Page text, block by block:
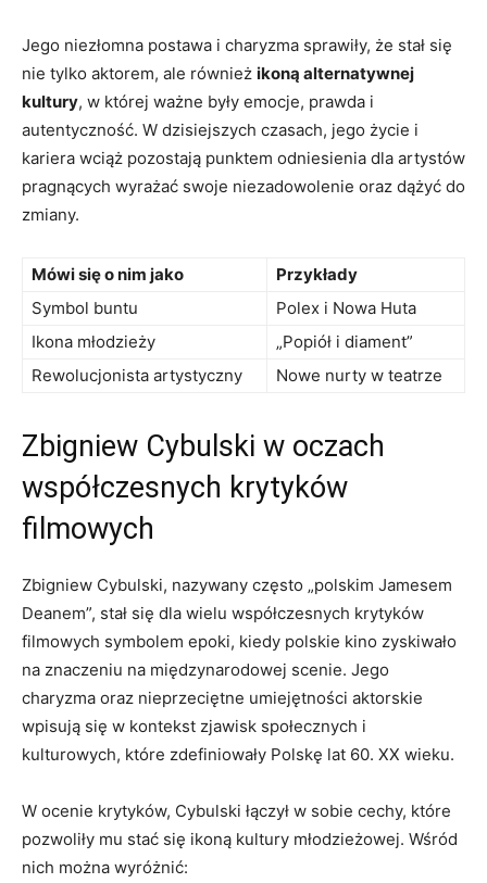
Jego niezłomna postawa i charyzma sprawiły, że stał się
nie tylko aktorem, ale również ikoną alternatywnej
kultury, w której ważne były emocje, prawda i
autentyczność. W dzisiejszych czasach, jego życie i
kariera wciąż pozostają punktem odniesienia dla artystów
pragnących wyrażać swoje niezadowolenie oraz dążyć do
zmiany.
Mówi się o nim jako
Przykłady
Symbol buntu
Polex i Nowa Huta
Ikona młodzieży
„Popiół i diament”
Rewolucjonista artystyczny
Nowe nurty w teatrze
Zbigniew Cybulski w oczach
współczesnych krytyków
filmowych
Zbigniew Cybulski, nazywany często „polskim Jamesem
Deanem”, stał się dla wielu współczesnych krytyków
filmowych symbolem epoki, kiedy polskie kino zyskiwało
na znaczeniu na międzynarodowej scenie. Jego
charyzma oraz nieprzeciętne umiejętności aktorskie
wpisują się w kontekst zjawisk społecznych i
kulturowych, które zdefiniowały Polskę lat 60. XX wieku.
W ocenie krytyków, Cybulski łączył w sobie cechy, które
pozwoliły mu stać się ikoną kultury młodzieżowej. Wśród
nich można wyróżnić: